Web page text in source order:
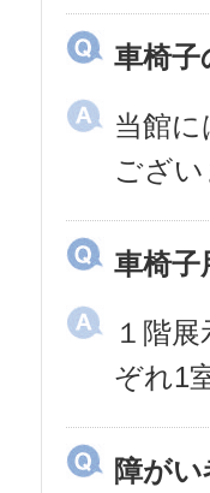
車椅子
当館
ござ
車椅子
１階
ぞれ1
障が